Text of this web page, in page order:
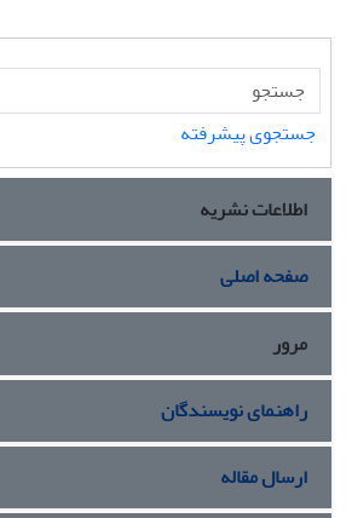
جستجوی پیشرفته
اطلاعات نشریه
صفحه اصلی
مرور
راهنمای نویسندگان
ارسال مقاله